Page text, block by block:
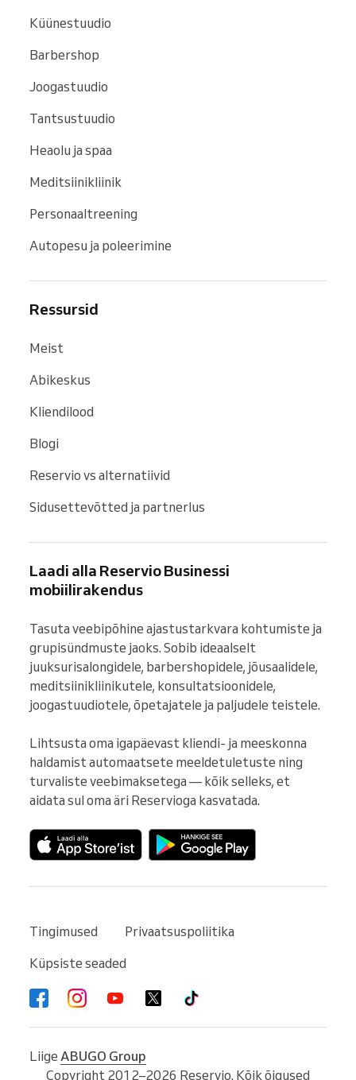
Küünestuudio
Barbershop
Joogastuudio
Tantsustuudio
Heaolu ja spaa
Meditsiinikliinik
Personaaltreening
Autopesu ja poleerimine
Ressursid
Meist
Abikeskus
Kliendilood
Blogi
Reservio vs alternatiivid
Sidusettevõtted ja partnerlus
Laadi alla Reservio Businessi
mobiilirakendus
Tasuta veebipõhine ajastustarkvara kohtumiste ja
grupisündmuste jaoks. Sobib ideaalselt
juuksurisalongidele, barbershopidele, jõusaalidele,
meditsiinikliinikutele, konsultatsioonidele,
joogastuudiotele, õpetajatele ja paljudele teistele.
Lihtsusta oma igapäevast kliendi- ja meeskonna
haldamist automaatsete meeldetuletuste ning
turvaliste veebimaksetega — kõik selleks, et
aidata sul oma äri Reservioga kasvatada.
Tingimused
Privaatsuspoliitika
Küpsiste seaded
Liige ABUGO Group
Copyright 2012–2026 Reservio. Kõik õigused